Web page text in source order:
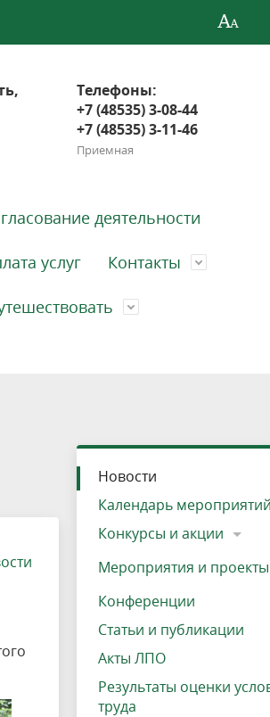
Телефоны:
+7 (48535) 3-08-44
+7 (48535) 3-11-46
Приемная
Озеро Плещеево
Вакансии
деятельности
Экологические тропы и
маршруты
Прокат велосипедов
Адрес, телефон, схема проезда
Результаты оценки условий
услуг Контакты
Интерактивная карта
Кадастр объектов животного
отнесенных к объектам охоты
Новости
Календарь мероприятий
Конкурсы и акции
Мероприятия и проекты
Конференции
Статьи и публикации
Акты ЛПО
Результаты оценки
труда